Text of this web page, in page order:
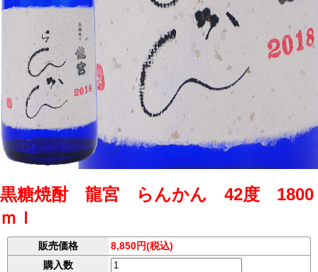
黒糖焼酎 龍宮 らんかん 42度 1800
ｍｌ
販売価格
8,850円(税込)
購入数